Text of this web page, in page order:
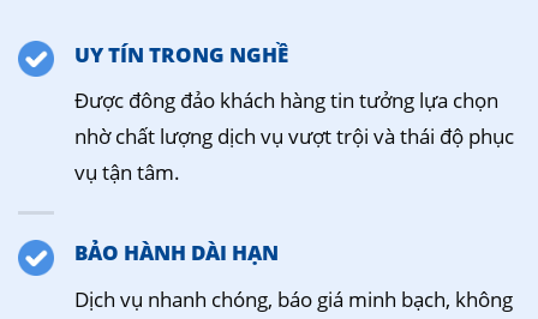
UY TÍN TRONG NGHỀ
Được đông đảo khách hàng tin tưởng lựa chọn
nhờ chất lượng dịch vụ vượt trội và thái độ phục
vụ tận tâm.
BẢO HÀNH DÀI HẠN
Dịch vụ nhanh chóng, báo giá minh bạch, không